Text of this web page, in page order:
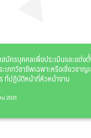
มัครบุคคลเพื่อประเมินและแต่ง
เภทวิชาชีพเฉพาะหรือเชี่ยวชาญ
ที่ปฏิบัติหน้าที่หัวหน้างาน
2021